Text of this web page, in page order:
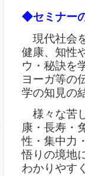
◆セミナー
現代社会
健康、知性
ウ・秘訣を
ヨーガ等の
学の知見の
様々な苦
康・長寿・
性・集中力
悟りの境地
わかりやす